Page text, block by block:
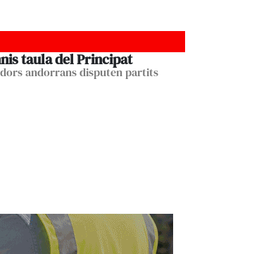
taula del Principat
andorrans disputen partits